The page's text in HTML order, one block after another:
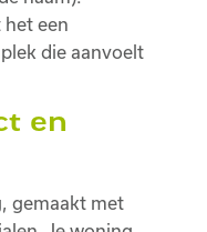
een
die aanvoelt
en
gemaakt met